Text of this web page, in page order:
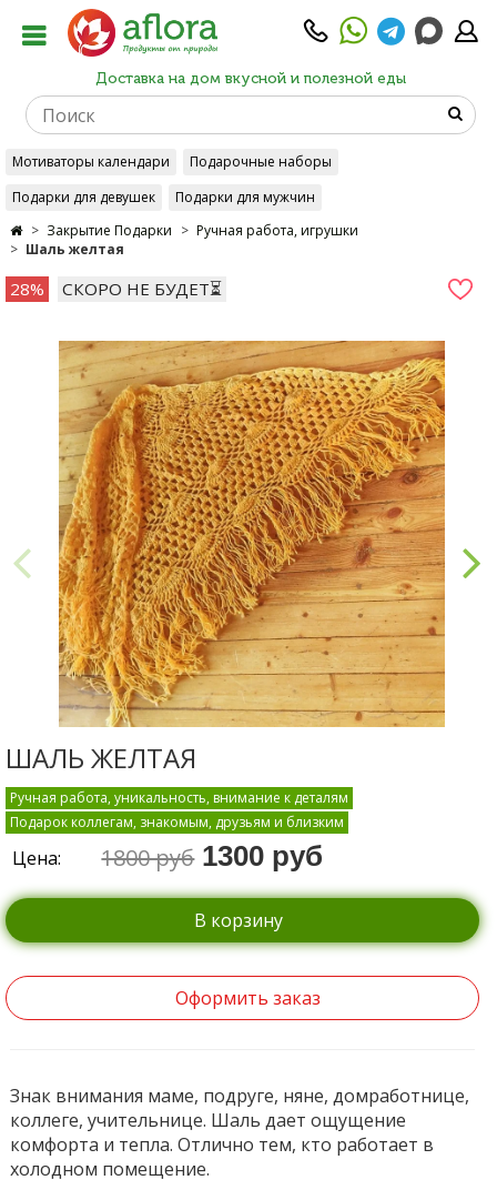
Доставка на дом вкусной и полезной еды
Мотиваторы календари
Подарочные наборы
Подарки для девушек
Подарки для мужчин
Ручная работа, игрушки
Подарочные сертификаты
Закрытие Подарки
Ручная работа, игрушки
Шаль желтая
28% СКОРО НЕ БУДЕТ⏳
ШАЛЬ ЖЕЛТАЯ
Ручная работа, уникальность, внимание к деталям
Подарок коллегам, знакомым, друзьям и близким
Цена: 1800 руб 1300 руб
В корзину
Оформить заказ
Знак внимания маме, подруге, няне, домработнице,
коллеге, учительнице. Шаль дает ощущение
комфорта и тепла. Отлично тем, кто работает в
холодном помещение.